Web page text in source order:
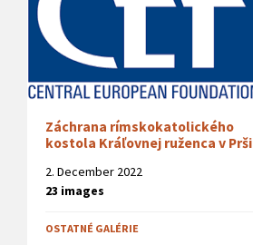
Záchrana rímskokatolického
kostola Kráľovnej ruženca v Prši
2. December 2022
23 images
OSTATNÉ GALÉRIE